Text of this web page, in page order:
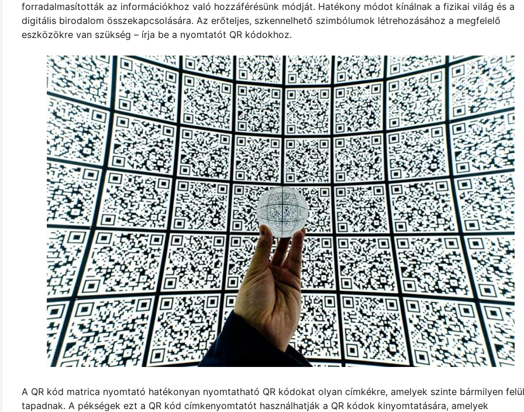
forradalmasították az információkhoz való hozzáférésünk módját. Hatékony módot kínálnak a fizikai világ és a
digitális birodalom összekapcsolására. Az erőteljes, szkennelhető szimbólumok létrehozásához a megfelelő
eszközökre van szükség – írja be a nyomtatót QR kódokhoz.
A QR kód matrica nyomtató hatékonyan nyomtatható QR kódokat olyan címkékre, amelyek szinte bármilyen
tapadnak. A pékségek ezt a QR kód címkenyomtatót használhatják a QR kódok kinyomtatására, amelyek